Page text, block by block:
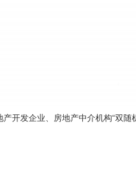
开发企业、房地产中介机构“双随